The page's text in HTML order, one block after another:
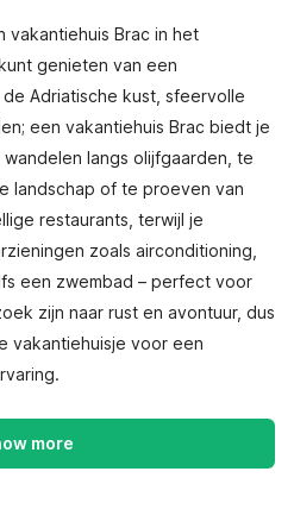
Brac in het
genieten van een
Adriatische kust, sfeervolle
een vakantiehuis Brac biedt je
langs olijfgaarden, te
landschap of te proeven van
restaurants, terwijl je
zoals airconditioning,
een zwembad – perfect voor
zijn naar rust en avontuur, dus
vakantiehuisje voor een
more